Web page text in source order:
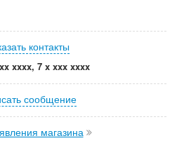
контакты
xxxx, 7 x xxx xxxx
сообщение
магазина